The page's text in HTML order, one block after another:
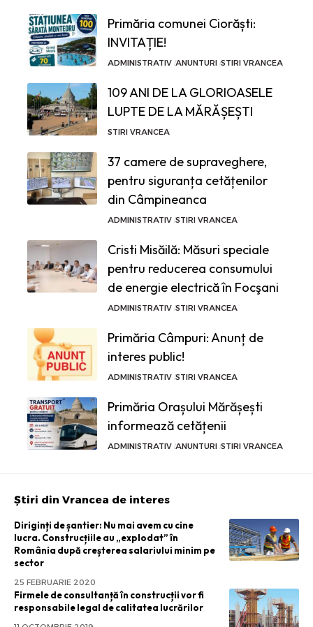
Primăria comunei Ciorăști:
INVITAȚIE!
ADMINISTRATIV ANUNTURI STIRI VRANCEA
109 ANI DE LA GLORIOASELE
LUPTE DE LA MĂRĂȘEȘTI
STIRI VRANCEA
37 camere de supraveghere,
pentru siguranța cetățenilor
din Câmpineanca
ADMINISTRATIV STIRI VRANCEA
Cristi Misăilă: Măsuri speciale
pentru reducerea consumului
de energie electrică în Focşani
ADMINISTRATIV STIRI VRANCEA
Primăria Câmpuri: Anunț de
interes public!
ADMINISTRATIV STIRI VRANCEA
Primăria Orașului Mărășești
informează cetățenii
ADMINISTRATIV ANUNTURI STIRI VRANCEA
Știri din Vrancea de interes
Diriginți de șantier: Nu mai avem cu cine
lucra. Construcțiile au „explodat” în
România după creșterea salariului minim pe
sector
25 FEBRUARIE 2020
Firmele de consultanță în construcții vor fi
responsabile legal de calitatea lucrărilor